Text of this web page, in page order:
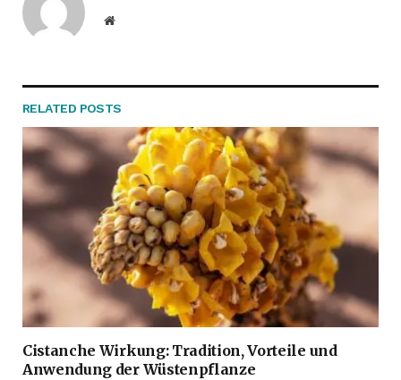
Website
RELATED POSTS
Cistanche Wirkung: Tradition, Vorteile und
Anwendung der Wüstenpflanze